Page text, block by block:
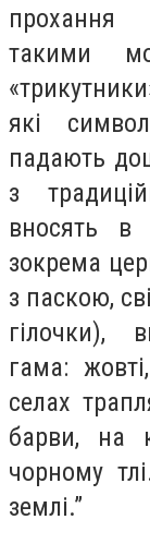
прохання
такими
які
падають
з
вносять в
зокрема
з паскою,
гілочки),
гама:
селах
барви, на
чорному
землі.”